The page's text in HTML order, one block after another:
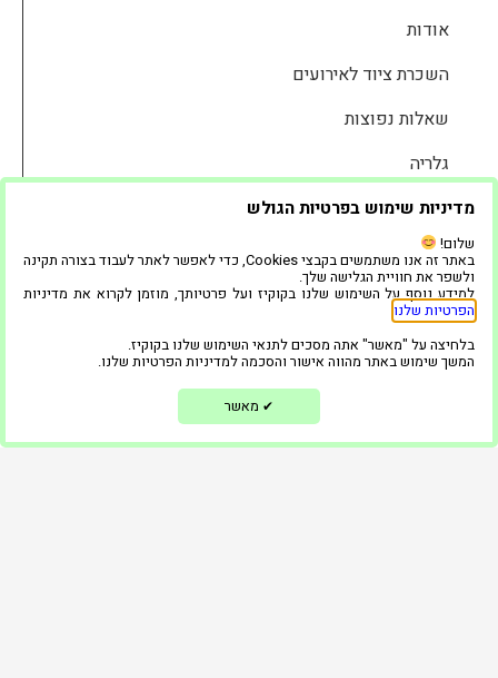
אודות
השכרת ציוד לאירועים
שאלות נפוצות
גלריה
המוצרים שלנו
בלוג
ממליצים
צור קשר
הצהרת נגישות
מדיניות שימוש בפרטיות הגולש
שלום!
באתר זה אנו משתמשים בקבצי Cookies, כדי לאפשר לאתר לעבוד בצורה תקינה
ולשפר את חוויית הגלישה שלך.
למידע נוסף על השימוש שלנו בקוקיז ועל פרטיותך, מוזמן לקרוא את מדיניות
הפרטיות שלנו
בלחיצה על "מאשר" אתה מסכים לתנאי השימוש שלנו בקוקיז.
המשך שימוש באתר מהווה אישור והסכמה למדיניות הפרטיות שלנו.
✔ מאשר